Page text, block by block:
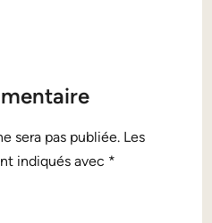
sera pas publiée. Les
indiqués avec *